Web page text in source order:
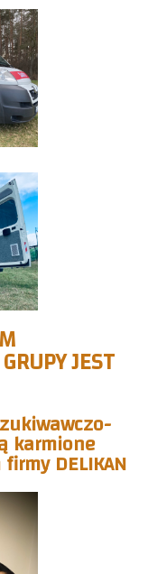
JEST
karmione
DELIKAN